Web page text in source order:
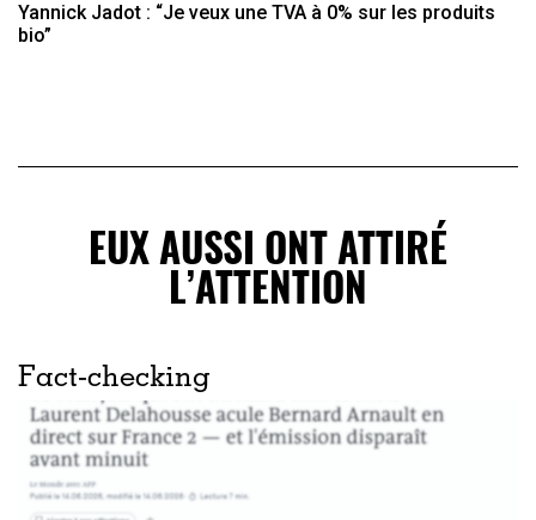
Yannick Jadot : “Je veux une TVA à 0% sur les produits
bio”
EUX AUSSI ONT ATTIRÉ
L’ATTENTION
Fact-checking